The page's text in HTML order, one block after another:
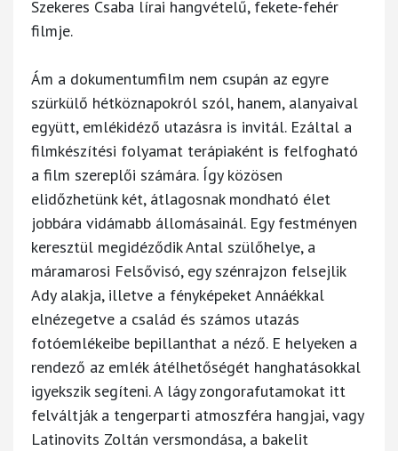
Szekeres Csaba lírai hangvételű, fekete-fehér
filmje.
Ám a dokumentumfilm nem csupán az egyre
szürkülő hétköznapokról szól, hanem, alanyaival
együtt, emlékidéző utazásra is invitál. Ezáltal a
filmkészítési folyamat terápiaként is felfogható
a film szereplői számára. Így közösen
elidőzhetünk két, átlagosnak mondható élet
jobbára vidámabb állomásainál. Egy festményen
keresztül megidéződik Antal szülőhelye, a
máramarosi Felsővisó, egy szénrajzon felsejlik
Ady alakja, illetve a fényképeket Annáékkal
elnézegetve a család és számos utazás
fotóemlékeibe bepillanthat a néző. E helyeken a
rendező az emlék átélhetőségét hanghatásokkal
igyekszik segíteni. A lágy zongorafutamokat itt
felváltják a tengerparti atmoszféra hangjai, vagy
Latinovits Zoltán versmondása, a bakelit